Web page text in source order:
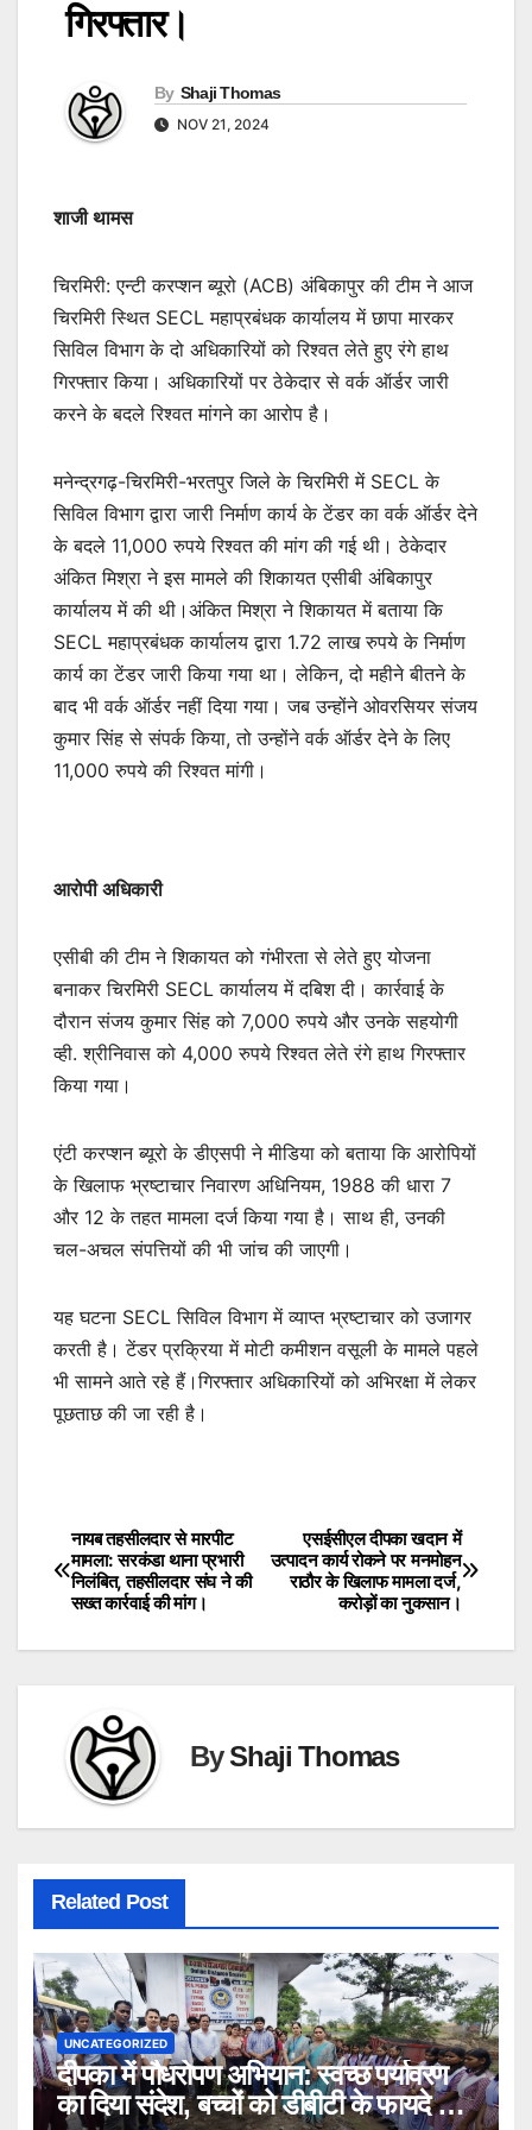
गिरफ्तार।
By Shaji Thomas
NOV 21, 2024
शाजी थामस
चिरमिरी: एन्टी करप्शन ब्यूरो (ACB) अंबिकापुर की टीम ने आज
चिरमिरी स्थित SECL महाप्रबंधक कार्यालय में छापा मारकर
सिविल विभाग के दो अधिकारियों को रिश्वत लेते हुए रंगे हाथ
गिरफ्तार किया। अधिकारियों पर ठेकेदार से वर्क ऑर्डर जारी
करने के बदले रिश्वत मांगने का आरोप है।
मनेन्द्रगढ़-चिरमिरी-भरतपुर जिले के चिरमिरी में SECL के
सिविल विभाग द्वारा जारी निर्माण कार्य के टेंडर का वर्क ऑर्डर देने
के बदले 11,000 रुपये रिश्वत की मांग की गई थी। ठेकेदार
अंकित मिश्रा ने इस मामले की शिकायत एसीबी अंबिकापुर
कार्यालय में की थी।अंकित मिश्रा ने शिकायत में बताया कि
SECL महाप्रबंधक कार्यालय द्वारा 1.72 लाख रुपये के निर्माण
कार्य का टेंडर जारी किया गया था। लेकिन, दो महीने बीतने के
बाद भी वर्क ऑर्डर नहीं दिया गया। जब उन्होंने ओवरसियर संजय
कुमार सिंह से संपर्क किया, तो उन्होंने वर्क ऑर्डर देने के लिए
11,000 रुपये की रिश्वत मांगी।
आरोपी अधिकारी
एसीबी की टीम ने शिकायत को गंभीरता से लेते हुए योजना
बनाकर चिरमिरी SECL कार्यालय में दबिश दी। कार्रवाई के
दौरान संजय कुमार सिंह को 7,000 रुपये और उनके सहयोगी
व्ही. श्रीनिवास को 4,000 रुपये रिश्वत लेते रंगे हाथ गिरफ्तार
किया गया।
एंटी करप्शन ब्यूरो के डीएसपी ने मीडिया को बताया कि आरोपियों
के खिलाफ भ्रष्टाचार निवारण अधिनियम, 1988 की धारा 7
और 12 के तहत मामला दर्ज किया गया है। साथ ही, उनकी
चल-अचल संपत्तियों की भी जांच की जाएगी।
यह घटना SECL सिविल विभाग में व्याप्त भ्रष्टाचार को उजागर
करती है। टेंडर प्रक्रिया में मोटी कमीशन वसूली के मामले पहले
भी सामने आते रहे हैं।गिरफ्तार अधिकारियों को अभिरक्षा में लेकर
पूछताछ की जा रही है।
Post
navigation
एसईसीएल दीपका खदान में
उत्पादन कार्य रोकने पर मनमोहन
राठौर के खिलाफ मामला दर्ज,
करोड़ों का नुकसान।
नायब तहसीलदार से मारपीट
मामला: सरकंडा थाना प्रभारी
निलंबित, तहसीलदार संघ ने की
सख्त कार्रवाई की मांग।
ByShaji Thomas
Related Post
UNCATEGORIZED
दीपका में पौधरोपण अभियान: स्वच्छ पर्यावरण
का दिया संदेश, बच्चों को डीबीटी के फायदे भी